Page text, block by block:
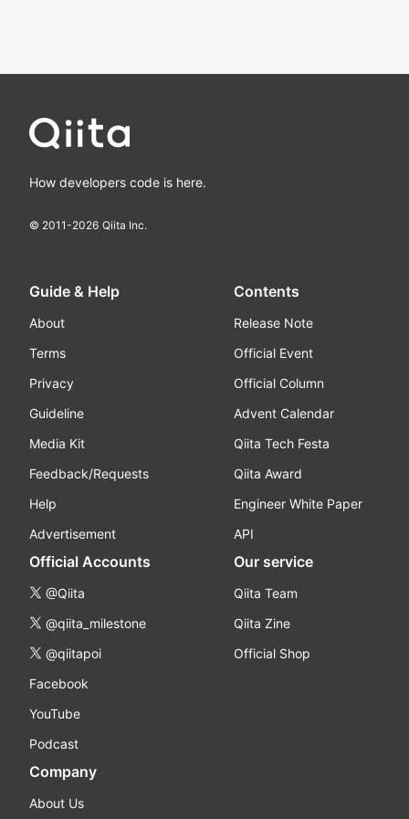
How developers code is here.
© 2011-2026 Qiita Inc.
Guide & Help
About
Terms
Privacy
Guideline
Media Kit
Feedback/Requests
Help
Advertisement
Contents
Release Note
Official Event
Official Column
Advent Calendar
Qiita Tech Festa
Qiita Award
Engineer White Paper
API
Official Accounts
@Qiita
@qiita_milestone
@qiitapoi
Facebook
YouTube
Podcast
Our service
Qiita Team
Qiita Zine
Official Shop
Company
About Us